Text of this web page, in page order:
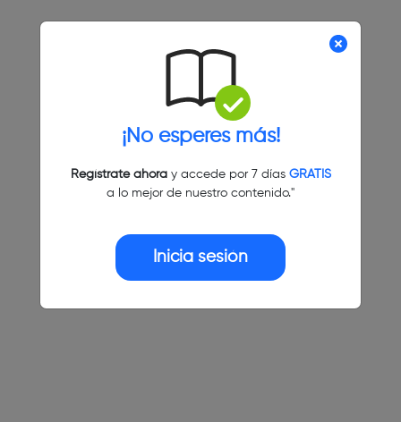
¡No esperes más!
Regístrate ahoray accede por 7 días GRATIS
a lo mejor de nuestro contenido."
Inicia sesión